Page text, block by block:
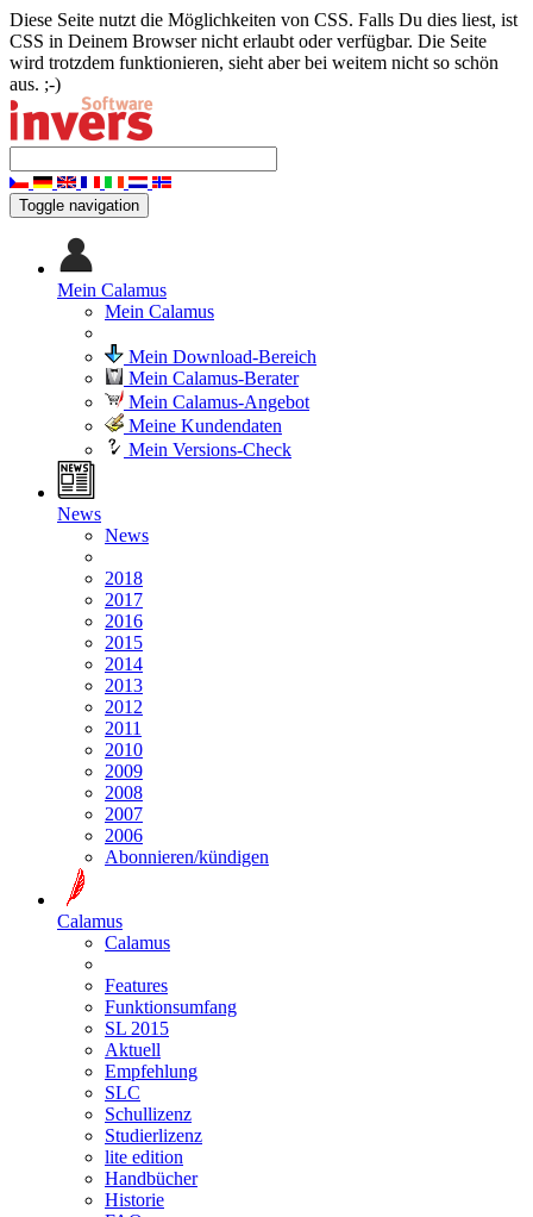
Diese Seite nutzt die Möglichkeiten von CSS. Falls Du dies liest, ist
CSS in Deinem Browser nicht erlaubt oder verfügbar. Die Seite
wird trotzdem funktionieren, sieht aber bei weitem nicht so schön
aus. ;-)
Toggle navigation
Mein Calamus
Mein Calamus
Mein Download-Bereich
Mein Calamus-Berater
Mein Calamus-Angebot
Meine Kundendaten
Mein Versions-Check
News
News
2018
2017
2016
2015
2014
2013
2012
2011
2010
2009
2008
2007
2006
Abonnieren/kündigen
Calamus
Calamus
Features
Funktionsumfang
SL 2015
Aktuell
Empfehlung
SLC
Schullizenz
Studierlizenz
lite edition
Handbücher
Historie